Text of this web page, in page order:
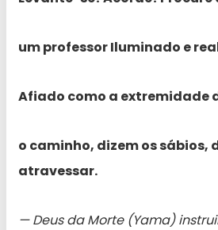
um professor Iluminado e
Afiado como a extremidade
o caminho, dizem os sábios,
atravessar.
— Deus da Morte (Yama)